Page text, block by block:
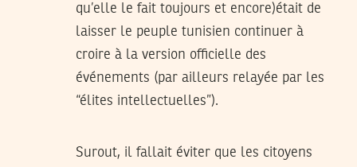
qu’elle le fait toujours et encore)était de
laisser le peuple tunisien continuer à
croire à la version officielle des
événements (par ailleurs relayée par les
“élites intellectuelles”).
Surout, il fallait éviter que les citoyens